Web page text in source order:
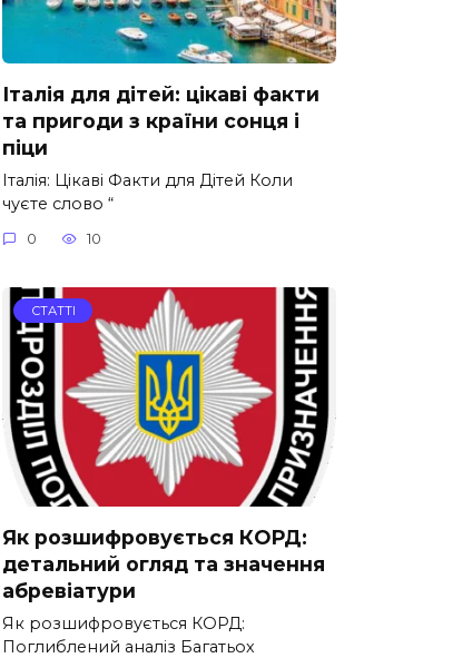
Італія для дітей: цікаві факти
та пригоди з країни сонця і
піци
Італія: Цікаві Факти для Дітей Коли
чуєте слово “
0 10
СТАТТІ
Як розшифровується КОРД:
детальний огляд та значення
абревіатури
Як розшифровується КОРД:
Поглиблений аналіз Багатьох